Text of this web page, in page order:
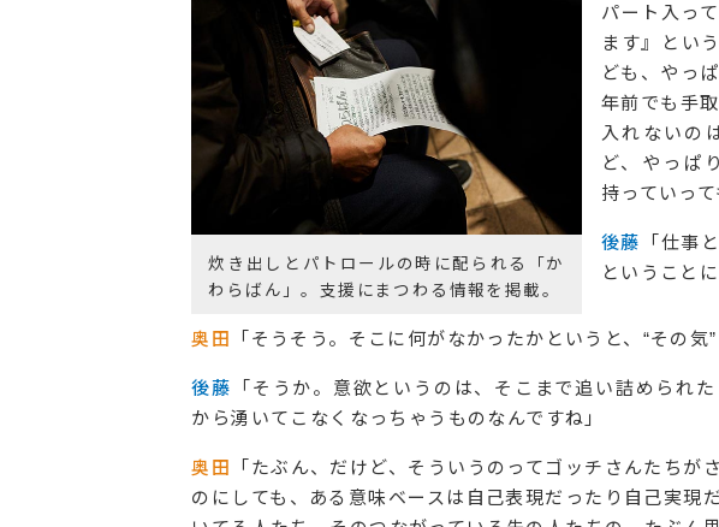
炊き出しとパトロールの時に配られる「か
わらばん」。支援にまつわる情報を掲載。
パート入っ
ます』とい
ども、やっ
年前でも手
入れないの
ど、やっぱ
持っていっ
後藤
「仕事
ということ
奥田 「そうそう。そこに何がなかったかというと、“その気
後藤
「そうか。意欲というのは、そこまで追い詰められ
から湧いてこなくなっちゃうものなんですね」
奥田
「たぶん、だけど、そういうのってゴッチさんたちが
のにしても、ある意味ベースは自己表現だったり自己実現